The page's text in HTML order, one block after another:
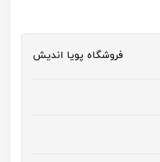
فروشگاه پویا اندیش